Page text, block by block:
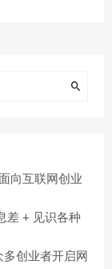
向互联网创业
差 + 见识各种
创业者开启网